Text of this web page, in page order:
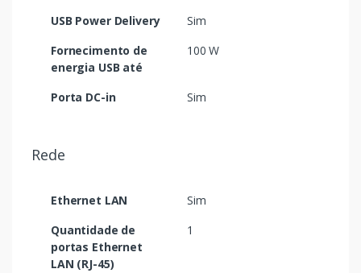
USB Power Delivery
Sim
Fornecimento de
energia USB até
100 W
Porta DC-in Sim
Rede
Ethernet LAN
Sim
Quantidade de
portas Ethernet
LAN (RJ-45)
1